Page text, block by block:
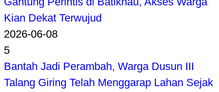
Kian Dekat Terwujud
2026-06-08
5
Bantah Jadi Perambah, Warga Dusun III
Talang Giring Telah Menggarap Lahan Sejak